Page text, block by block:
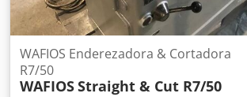
WAFIOS Enderezadora & Cortadora
R7/50
WAFIOSStraight & Cut R7/50